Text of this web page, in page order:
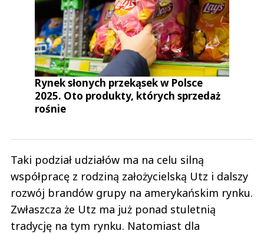
Rynek słonych przekąsek w Polsce
2025. Oto produkty, których sprzedaż
rośnie
Taki podział udziałów ma na celu silną
współpracę z rodziną założycielską Utz i dalszy
rozwój brandów grupy na amerykańskim rynku.
Zwłaszcza że Utz ma już ponad stuletnią
tradycję na tym rynku. Natomiast dla